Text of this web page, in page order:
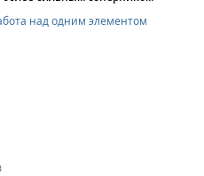
над одним элементом